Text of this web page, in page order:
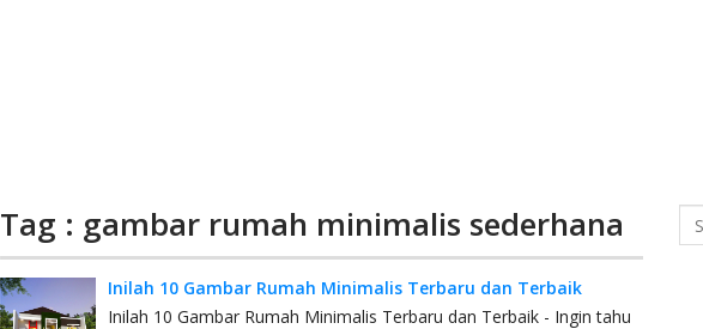
Tag : gambar rumah minimalis sederhana
Inilah 10 Gambar Rumah Minimalis Terbaru dan Terbaik
Inilah 10 Gambar Rumah Minimalis Terbaru dan Terbaik - Ingin tahu